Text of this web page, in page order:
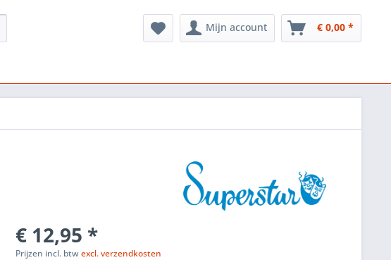
Mijn account € 0,00 *
€ 12,95 *
Prijzen incl. btwexcl. verzendkosten